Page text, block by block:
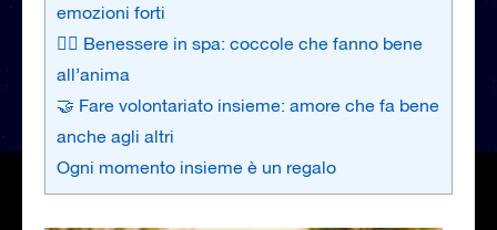
emozioni forti
🧖‍♀️ Benessere in spa: coccole che fanno bene
all’anima
🤝 Fare volontariato insieme: amore che fa bene
anche agli altri
Ogni momento insieme è un regalo